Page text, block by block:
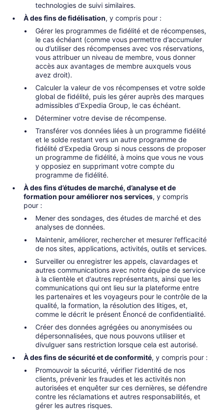
technologies de suivi similaires.
À des fins de fidélisation, y compris pour :
Gérer les programmes de fidélité et de récompenses,
le cas échéant (comme vous permettre d’accumuler
ou d’utiliser des récompenses avec vos réservations,
vous attribuer un niveau de membre, vous donner
accès aux avantages de membre auxquels vous
avez droit).
Calculer la valeur de vos récompenses et votre solde
global de fidélité, puis les gérer auprès des marques
admissibles d’Expedia Group, le cas échéant.
Déterminer votre devise de récompense.
Transférer vos données liées à un programme fidélité
et le solde restant vers un autre programme de
fidélité d’Expedia Group si nous cessons de proposer
un programme de fidélité, à moins que vous ne vous
y opposiez en supprimant votre compte du
programme de fidélité.
À des fins d’études de marché, d’analyse et de
formation pour améliorer nos services, y compris
pour :
Mener des sondages, des études de marché et des
analyses de données.
Maintenir, améliorer, rechercher et mesurer l’efficacité
de nos sites, applications, activités, outils et services.
Surveiller ou enregistrer les appels, clavardages et
autres communications avec notre équipe de service
à la clientèle et d’autres représentants, ainsi que les
communications qui ont lieu sur la plateforme entre
les partenaires et les voyageurs pour le contrôle de la
qualité, la formation, la résolution des litiges, et,
comme le décrit le présent Énoncé de confidentialité.
Créer des données agrégées ou anonymisées ou
dépersonnalisées, que nous pouvons utiliser et
divulguer sans restriction lorsque cela est autorisé.
À des fins de sécurité et de conformité, y compris pour :
Promouvoir la sécurité, vérifier l’identité de nos
clients, prévenir les fraudes et les activités non
autorisées et enquêter sur ces dernières, se défendre
contre les réclamations et autres responsabilités, et
gérer les autres risques.